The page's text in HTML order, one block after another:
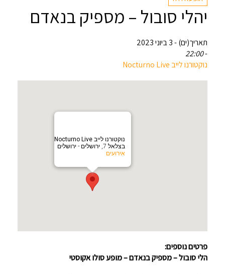
יהלי סובול – מספיק בנאדם
תאריך(ים) - 3 ביוני 2023
-
22:00
‏נוקטורנו לייב Nocturno Live‏
‏נוקטורנו לייב Nocturno Live‏
בצלאל 7, ירושלים - ירושלים
אירועים
פרטים נוספים:
הלי סובול – מספיק בנאדם –מופע סולו אקוסטי